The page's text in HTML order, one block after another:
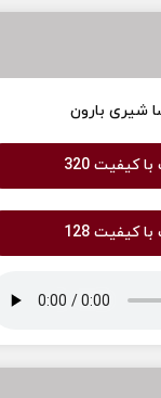
شیری بارون
کیفیت 320
کیفیت 128